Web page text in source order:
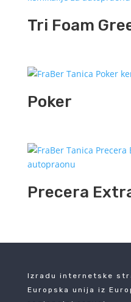
Tri Foam
Poker
Precera
Izradu internetske
Europska unija iz